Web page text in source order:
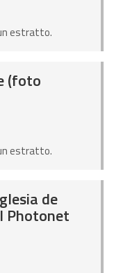
estratto.
(foto
estratto.
de
Photonet